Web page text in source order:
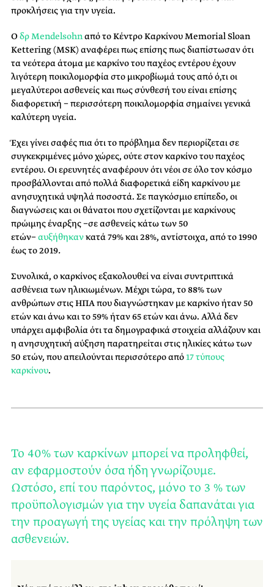
προκλήσεις για την υγεία.
Οδρ Mendelsohnαπό το Κέντρο Καρκίνου Memorial Sloan
Kettering (MSK) αναφέρει πως επίσης πως διαπίστωσαν ότι
τα νεότερα άτομα με καρκίνο του παχέος εντέρου έχουν
λιγότερη ποικιλομορφία στο μικροβίωμά τους από ό,τι οι
μεγαλύτεροι ασθενείς και πως σύνθεσή του είναι επίσης
διαφορετική − περισσότερη ποικιλομορφία σημαίνει γενικά
καλύτερη υγεία.
Έχει γίνει σαφές πια ότι το πρόβλημα δεν περιορίζεται σε
συγκεκριμένες μόνο χώρες, ούτε στον καρκίνο του παχέος
εντέρου. Οι ερευνητές αναφέρουν ότι νέοι σε όλο τον κόσμο
προσβάλλονται από πολλά διαφορετικά είδη καρκίνου με
ανησυχητικά υψηλά ποσοστά. Σε παγκόσμιο επίπεδο, οι
διαγνώσεις και οι θάνατοι που σχετίζονται με καρκίνους
πρώιμης έναρξης −σε ασθενείς κάτω των 50
ετών−αυξήθηκανκατά 79% και 28%, αντίστοιχα, από το 1990
έως το 2019.
Συνολικά, ο καρκίνος εξακολουθεί να είναι συντριπτικά
ασθένεια των ηλικιωμένων. Μέχρι τώρα, το 88% των
ανθρώπων στις ΗΠΑ που διαγνώστηκαν με καρκίνο ήταν 50
ετών και άνω και το 59% ήταν 65 ετών και άνω. Αλλά δεν
υπάρχει αμφιβολία ότι τα δημογραφικά στοιχεία αλλάζουν και
η ανησυχητική αύξηση παρατηρείται στις ηλικίες κάτω των
50 ετών, που απειλούνται περισσότερο από17 τύπους
καρκίνου.
Το 40% των καρκίνων μπορεί να προληφθεί,
αν εφαρμοστούν όσα ήδη γνωρίζουμε.
Ωστόσο, επί του παρόντος, μόνο το 3 % των
προϋπολογισμών για την υγεία δαπανάται για
την προαγωγή της υγείας και την πρόληψη των
ασθενειών.